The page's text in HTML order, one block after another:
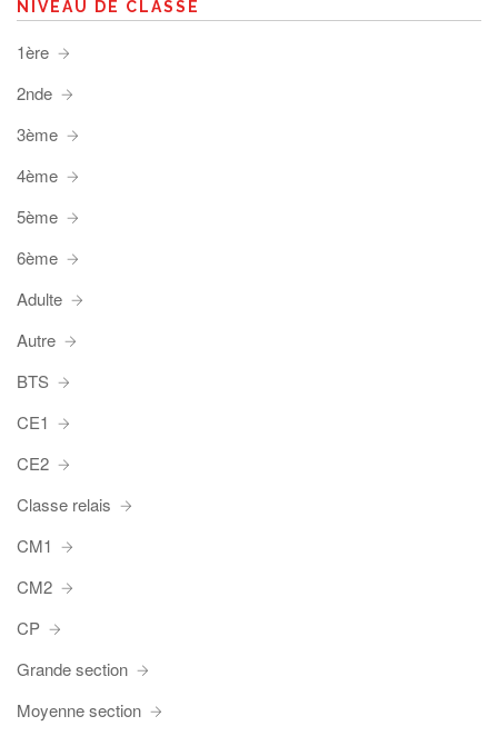
NIVEAU DE CLASSE
1ère
2nde
3ème
4ème
5ème
6ème
Adulte
Autre
BTS
CE1
CE2
Classe relais
CM1
CM2
CP
Grande section
Moyenne section